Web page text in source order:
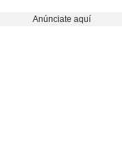
Anúnciate aquí